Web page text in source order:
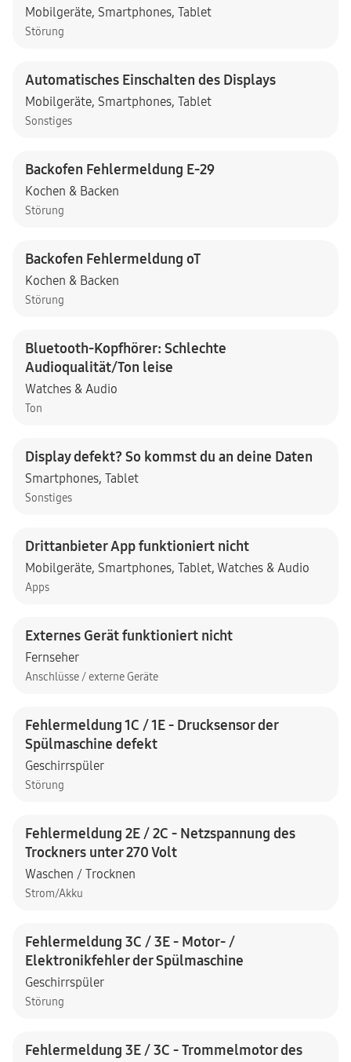
Mobilgeräte, Smartphones, Tablet
Störung
Automatisches Einschalten des Displays
Mobilgeräte, Smartphones, Tablet
Sonstiges
Backofen Fehlermeldung E-29
Kochen & Backen
Störung
Backofen Fehlermeldung oT
Kochen & Backen
Störung
Bluetooth-Kopfhörer: Schlechte
Audioqualität/Ton leise
Watches & Audio
Ton
Display defekt? So kommst du an deine Daten
Smartphones, Tablet
Sonstiges
Drittanbieter App funktioniert nicht
Mobilgeräte, Smartphones, Tablet, Watches & Audio
Apps
Externes Gerät funktioniert nicht
Fernseher
Anschlüsse / externe Geräte
Fehlermeldung 1C / 1E - Drucksensor der
Spülmaschine defekt
Geschirrspüler
Störung
Fehlermeldung 2E / 2C - Netzspannung des
Trockners unter 270 Volt
Waschen / Trocknen
Strom/Akku
Fehlermeldung 3C / 3E - Motor- /
Elektronikfehler der Spülmaschine
Geschirrspüler
Störung
Fehlermeldung 3E / 3C - Trommelmotor des